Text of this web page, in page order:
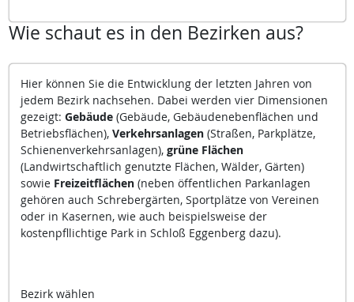
Wie schaut es in den Bezirken aus?
Hier können Sie die Entwicklung der letzten Jahren von
jedem Bezirk nachsehen. Dabei werden vier Dimensionen
gezeigt: Gebäude (Gebäude, Gebäudenebenflächen und
Betriebsflächen), Verkehrsanlagen (Straßen, Parkplätze,
Schienenverkehrsanlagen), grüne Flächen
(Landwirtschaftlich genutzte Flächen, Wälder, Gärten)
sowie Freizeitflächen (neben öffentlichen Parkanlagen
gehören auch Schrebergärten, Sportplätze von Vereinen
oder in Kasernen, wie auch beispielsweise der
kostenpfllichtige Park in Schloß Eggenberg dazu).
Bezirk wählen